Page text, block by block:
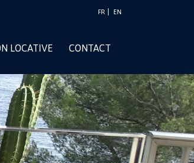
FR EN
LOCATIVE CONTACT